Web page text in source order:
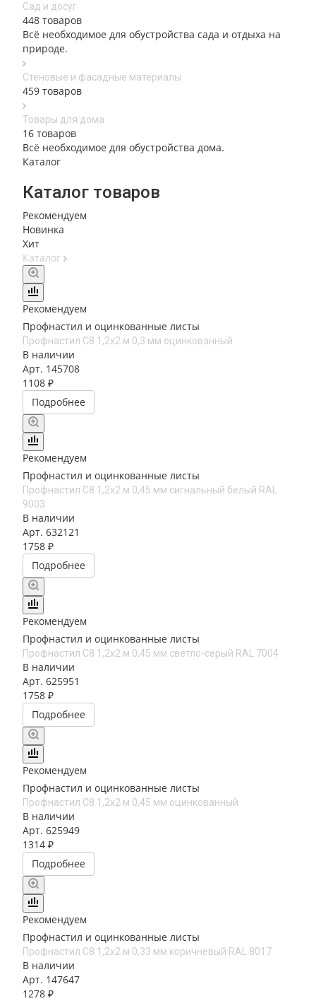
Сад и досуг
448 товаров
Всё необходимое для обустройства сада и отдыха на
природе.
Стеновые и фасадные материалы
459 товаров
Товары для дома
16 товаров
Всё необходимое для обустройства дома.
Каталог
Каталог товаров
Рекомендуем
Новинка
Хит
Каталог
Рекомендуем
Профнастил и оцинкованные листы
Профнастил С8 1,2х2 м 0,3 мм оцинкованный
В наличии
Арт. 145708
1108 ₽
Подробнее
Рекомендуем
Профнастил и оцинкованные листы
Профнастил С8 1,2х2 м 0,45 мм сигнальный белый RAL
9003
В наличии
Арт. 632121
1758 ₽
Подробнее
Рекомендуем
Профнастил и оцинкованные листы
Профнастил С8 1,2х2 м 0,45 мм светло-серый RAL 7004
В наличии
Арт. 625951
1758 ₽
Подробнее
Рекомендуем
Профнастил и оцинкованные листы
Профнастил С8 1,2х2 м 0,45 мм оцинкованный
В наличии
Арт. 625949
1314 ₽
Подробнее
Рекомендуем
Профнастил и оцинкованные листы
Профнастил С8 1,2х2 м 0,33 мм коричневый RAL 8017
В наличии
Арт. 147647
1278 ₽